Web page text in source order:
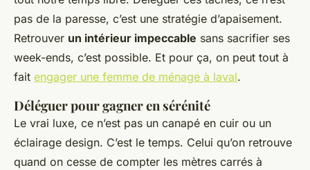
pas de la paresse, c’est une stratégie d’apaisement.
Retrouver un intérieur impeccable sans sacrifier ses
week-ends, c’est possible. Et pour ça, on peut tout à
fait engager une femme de ménage à laval.
Déléguer pour gagner en sérénité
Le vrai luxe, ce n’est pas un canapé en cuir ou un
éclairage design. C’est le temps. Celui qu’on retrouve
quand on cesse de compter les mètres carrés à